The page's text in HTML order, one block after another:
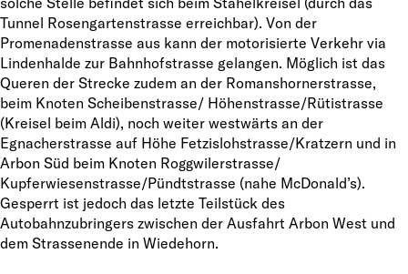
Tunnel Rosengartenstrasse erreichbar). Von der
Promenadenstrasse aus kann der motorisierte Verkehr via
Lindenhalde zur Bahnhofstrasse gelangen. Möglich ist das
Queren der Strecke zudem an der Romanshornerstrasse,
beim Knoten Scheibenstrasse/ Höhenstrasse/Rütistrasse
(Kreisel beim Aldi), noch weiter westwärts an der
Egnacherstrasse auf Höhe Fetzislohstrasse/Kratzern und in
Arbon Süd beim Knoten Roggwilerstrasse/
Kupferwiesenstrasse/Pündtstrasse (nahe McDonald’s).
Gesperrt ist jedoch das letzte Teilstück des
Autobahnzubringers zwischen der Ausfahrt Arbon West und
dem Strassenende in Wiedehorn.